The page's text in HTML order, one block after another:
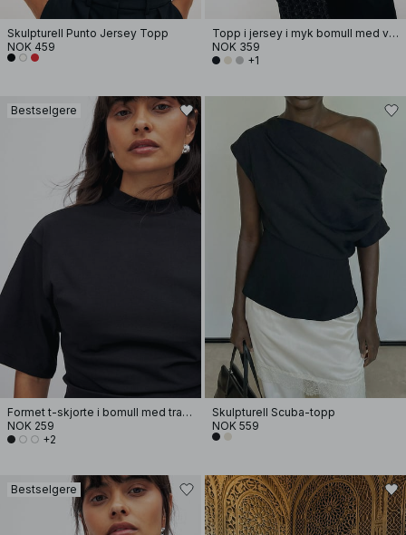
Skulpturell Punto Jersey Topp
NOK 459
Topp i jersey i myk bomull med vide ermer
NOK 359
+1
Bestselgere
Formet t-skjorte i bomull med traktformet hals
NOK 259
+2
Skulpturell Scuba-topp
NOK 559
Bestselgere